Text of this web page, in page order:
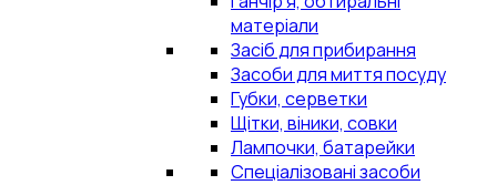
матеріали
Засіб для прибирання
Засоби для миття посуду
Губки, серветки
Щітки, віники, совки
Лампочки, батарейки
Спеціалізовані засоби